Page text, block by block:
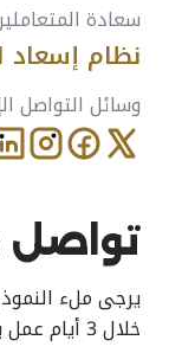
سعادة
نظام إسعاد
وسائل التواصل
تواصل
يرجى ملء
خلال 3 أيام عمل بحد أقصى.